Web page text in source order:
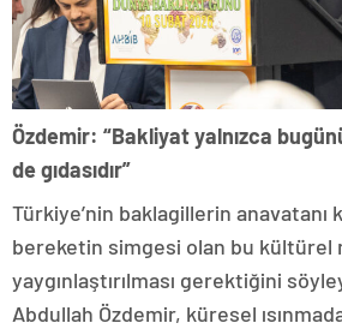
Özdemir: “Bakliyat yalnızca
de gıdasıdır”
Türkiye’nin baklagillerin anavatanı
bereketin simgesi olan bu kültürel
yaygınlaştırılması gerektiğini
Abdullah Özdemir, küresel